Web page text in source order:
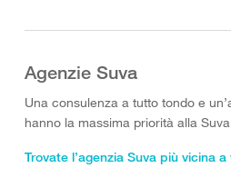
Agenzie Suva
Una consulenza a tutto tondo e
hanno la massima priorità alla
Trovate l’agenzia Suva più vicina a